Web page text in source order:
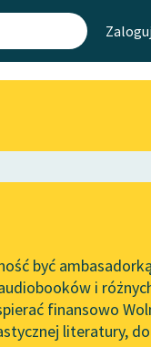
Mapa Wolnych
Leśmianator
API
OAI-PMH
być
i
finansowo
literatury,